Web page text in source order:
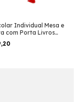
Individual Mesa e
com Porta Livros
Adulto cor Vermelho